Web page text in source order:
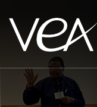
Ir
contenido